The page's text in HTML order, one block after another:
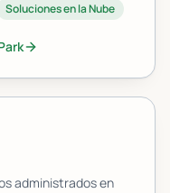
Soluciones en la Nube
administrados en